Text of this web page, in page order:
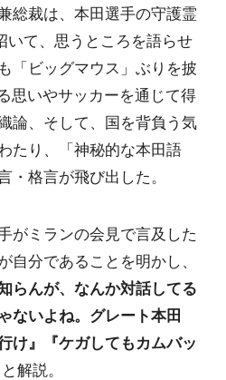
総裁は、本田選手の守護霊
いて、思うところを語らせ
「ビッグマウス」ぶりを披
思いやサッカーを通じて得
論、そして、国を背負う気
たり、「神秘的な本田語
格言が飛び出した。
がミランの会見で言及した
自分であることを明かし、
らんが、なんか対話してる
ないよね。グレート本田
け』『ケガしてもカムバッ
と解説。